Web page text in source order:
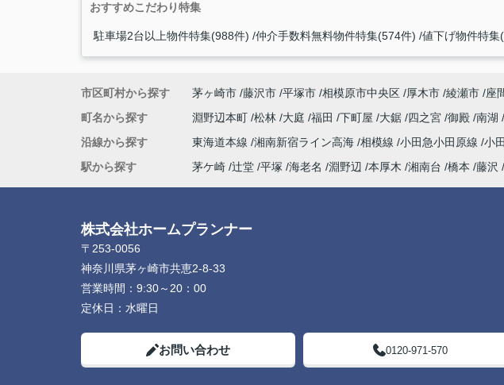
おすすめこだわり特集
駐車場2台以上物件特集(988件) 仲介手数料無料物件特集(574件) 値下げ物件特集
市区町村から探す 茅ヶ崎市 藤沢市 平塚市 相模原市中央区 厚木市 綾瀬市 座
町名から探す
淵野辺本町 松林 大庭 福田 下町屋 大鋸 四之宮 御殿 南湖
沿線から探す
東海道本線 湘南新宿ライン高海 相模線 小田急小田原線 小
駅から探す
茅ケ崎 辻堂 平塚 海老名 淵野辺 本厚木 湘南台 橋本 藤沢
株式会社ホームプランナー
〒253-0056
神奈川県茅ヶ崎市共恵2-8-33
営業時間： 9:30～20：00
定休日： 水曜日
お問い合わせ 0120-971-570